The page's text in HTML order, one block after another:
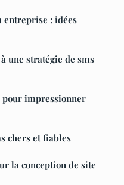
entreprise : idées
une stratégie de sms
pour impressionner
chers et fiables
la conception de site